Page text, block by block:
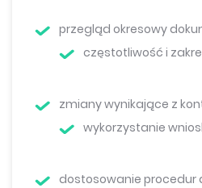
przegląd okresowy
częstotliwość i
zmiany wynikające z
wykorzystanie
dostosowanie procedur